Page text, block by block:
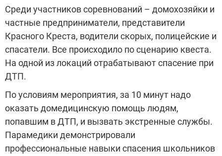
Среди участников соревнований – домохозяйки и
частные предприниматели, представители
Красного Креста, водители скорых, полицейские и
спасатели. Все происходило по сценарию квеста.
На одной из локаций отрабатывают спасение при
ДТП.
По условиям мероприятия, за 10 минут надо
оказать домедицинскую помощь людям,
попавшим в ДТП, и вызвать экстренные службы.
Парамедики демонстрировали
профессиональные навыки спасения школьников